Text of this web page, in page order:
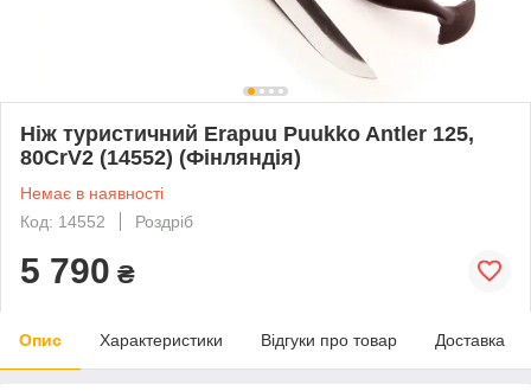
Ніж туристичний Erapuu Puukko Antler 125,
80CrV2 (14552) (Фінляндія)
Немає в наявності
Код: 14552
Роздріб
5 790 ₴
Опис Характеристики Відгуки про товар Доставка